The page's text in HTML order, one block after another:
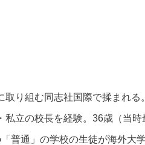
り組む同志社国際で揉まれる
立の校長を経験。36歳（当時
普通」の学校の生徒が海外大